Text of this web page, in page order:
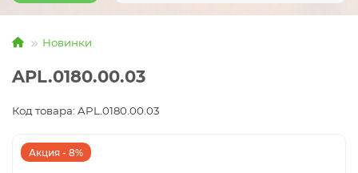
Новинки
APL.0180.00.03
Код товара: APL.0180.00.03
Акция - 8%